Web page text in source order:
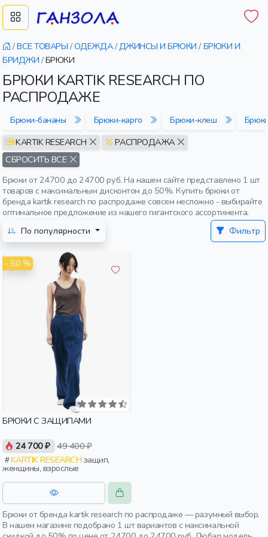
/ВСЕ ТОВАРЫ /ОДЕЖДА/ДЖИНСЫ И БРЮКИ / БРЮКИ И
БРИДЖИ /БРЮКИ
БРЮКИ KARTIK RESEARCH ПО
РАСПРОДАЖЕ
Брюки-бананы Брюки-карго Брюки-клеш
KARTIK RESEARCH
РАСПРОДАЖА
СБРОСИТЬ ВСЕ
Брюки от 24700 до 24700 руб. На нашем сайте представлено 1 шт
товаров с максимальным дисконтом до 50%. Купить брюки от
бренда kartik research по распродаже совсем несложно - выбирайте
оптимальное предложение из нашего гигантского ассортимента.
По популярности
Фильтр
- 50 %
БРЮКИ С ЗАЩИПАМИ
24 700 ₽ 49 400 ₽
KARTIK RESEARCH
женщины, взрослые
Брюки от бренда kartik research по распродаже — разумный выбор.
В нашем магазине подобрано 1 шт вариантов с максимальной